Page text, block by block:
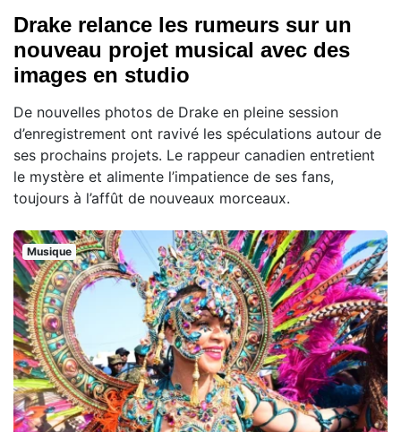
Drake relance les rumeurs sur un
nouveau projet musical avec des
images en studio
De nouvelles photos de Drake en pleine session
d’enregistrement ont ravivé les spéculations autour de
ses prochains projets. Le rappeur canadien entretient
le mystère et alimente l’impatience de ses fans,
toujours à l’affût de nouveaux morceaux.
Musique